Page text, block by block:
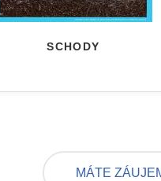
SCHODY
MÁTE